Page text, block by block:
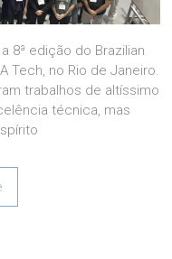
8ª edição do Brazilian
Tech, no Rio de Janeiro.
trabalhos de altíssimo
técnica, mas